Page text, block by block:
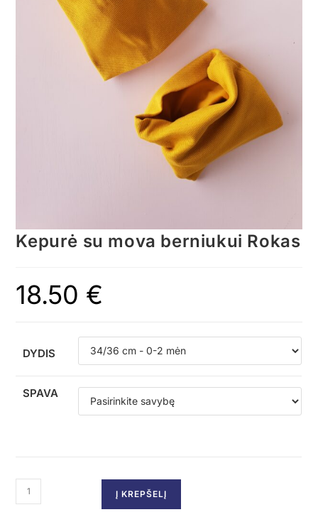
Kepurė su mova berniukui Rokas
18.50 €
DYDIS
SPAVA
Į KREPŠELĮ